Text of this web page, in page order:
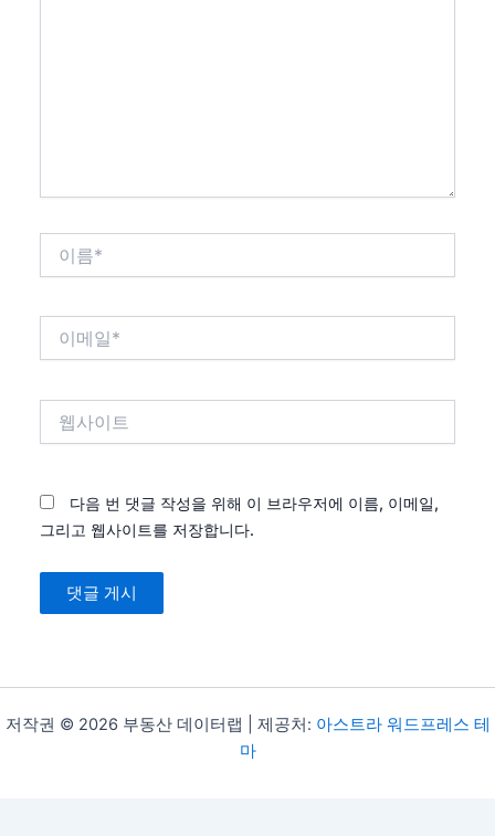
다음 번 댓글 작성을 위해 이 브라우저에 이름, 이메일,
그리고 웹사이트를 저장합니다.
저작권 © 2026 부동산 데이터랩 | 제공처: 아스트라 워드프레스 테
마